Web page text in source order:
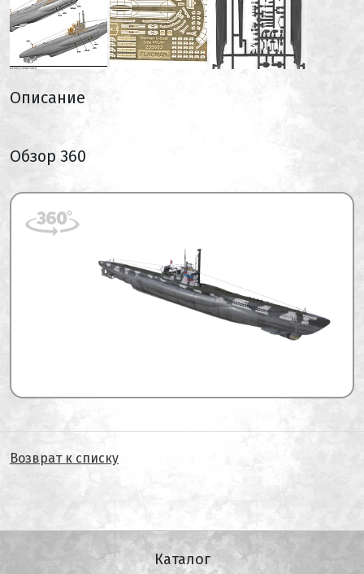
Описание
Обзор 360
Возврат к списку
Каталог